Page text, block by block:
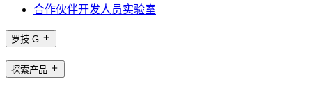
合作伙伴开发人员实验室
罗技 G
探索产品